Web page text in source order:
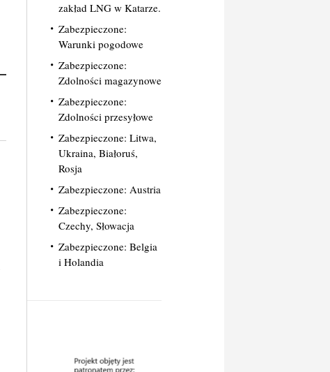
zakład LNG w Katarze.
Zabezpieczone:
Warunki pogodowe
Zabezpieczone:
Zdolności magazynowe
Zabezpieczone:
Zdolności przesyłowe
Zabezpieczone: Litwa,
Ukraina, Białoruś,
Rosja
Zabezpieczone: Austria
Zabezpieczone:
Czechy, Słowacja
Zabezpieczone: Belgia
i Holandia